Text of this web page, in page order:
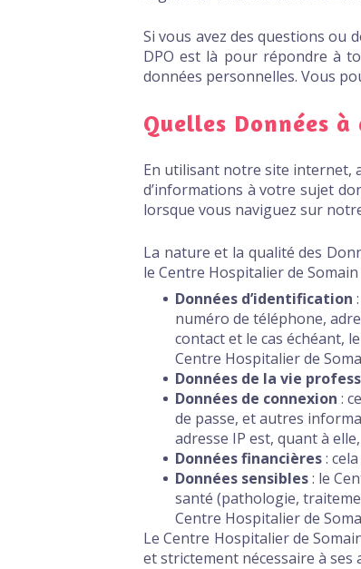
Si vous avez des questions ou
DPO est là pour répondre à
données personnelles. Vous
Quelles Données
En utilisant notre site internet,
d’informations à votre sujet
lorsque vous naviguez sur
La nature et la qualité des
le Centre Hospitalier de
Données d’identification
numéro de téléphone,
contact et le cas échéant,
Centre Hospitalier de
Données de la vie
Données de connexion :
de passe, et autres
adresse IP est, quant à
Données financières:
Données sensibles: le
santé (pathologie,
Centre Hospitalier de
Le Centre Hospitalier de
et strictement nécessaire à ses